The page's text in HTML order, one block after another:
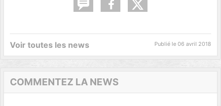
Voir toutes les news Publié le 06 avril 2018
COMMENTEZ LA NEWS